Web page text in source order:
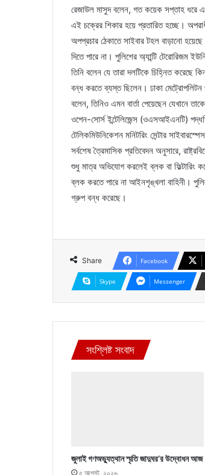
রেজাউল মাসুদ বলেন, গত কয়েক সপ্তাহ ধরে
এই চক্রের শিকার হয়ে প্রতারিত হচ্ছে।
অপপ্রচার ঠেকাতে সাইবার টহল বাড়ানো
দিতে পারে না। পুলিশের অ্যান্টি টেরোরিজম
তিনি বলেন যে তারা দলটিকে চিহ্নিত করেছে
বন্ধ করতে ব্যস্ত ছিলেন। ঢাকা
বলেন, তিনিও এমন বার্তা পেয়েছেন যেখানে
ওপেন-সোর্স ইন্টেলিজেন্স (ওএসআইএনটি)
টেলিকমিউনিকেশন মনিটরিং সেন্টার
সর্বশেষ ত্রৈমাসিক প্রতিবেদন অনুসারে,
শুধু মাত্র অভিযোগ করলেই ব্লক বা ফিল্টারিং
ব্লক করতে পারে না আইনশৃঙ্খলা বাহিনী।
গ্রুপ বন্ধ করেছে।
Share Facebook
Skype Messenger
সংশ্লিষ্ট সংবাদ
জুলাই গণঅভ্যুত্থান স্মৃতি জাদুঘর’র উদ্বোধন আজ
৫ আগস্ট, ২০২৬